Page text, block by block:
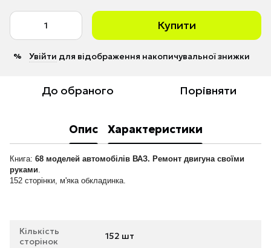
Купити
% Увійти для відображення накопичувальної знижки
До обраного Порівняти
Опис Характеристики
Книга: 68 моделей автомобілів ВАЗ. Ремонт двигуна своїми
руками
152 сторінки, м'яка обкладинка.
Кількість
сторінок
152 шт